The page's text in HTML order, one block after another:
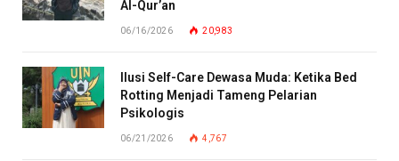
Al-Qur’an
06/16/2026 20,983
Ilusi Self-Care Dewasa Muda: Ketika Bed
Rotting Menjadi Tameng Pelarian
Psikologis
06/21/2026 4,767